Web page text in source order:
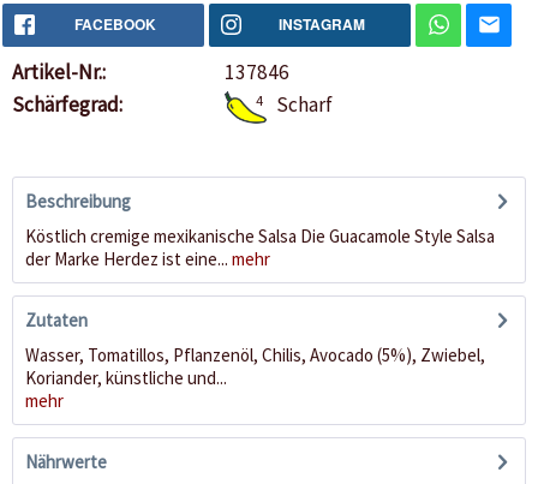
FACEBOOK INSTAGRAM
Artikel-Nr.:
137846
Schärfegrad:
4 Scharf
Beschreibung
Köstlich cremige mexikanische Salsa Die Guacamole Style Salsa
der Marke Herdez ist eine... mehr
Zutaten
Wasser, Tomatillos, Pflanzenöl, Chilis, Avocado (5%), Zwiebel,
Koriander, künstliche und...
mehr
Nährwerte